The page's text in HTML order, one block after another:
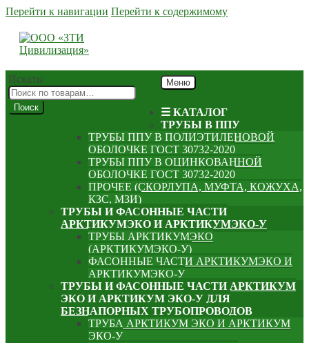
Перейти к навигации Перейти к содержимому
Искать:
Поиск
Меню
☰ КАТАЛОГ
ТРУБЫ В ППУ
ТРУБЫ ППУ В ПОЛИЭТИЛЕНОВОЙ
ОБОЛОЧКЕ ГОСТ 30732-2020
ТРУБЫ ППУ В ОЦИНКОВАННОЙ
ОБОЛОЧКЕ ГОСТ 30732-2020
ПРОЧЕЕ (СКОРЛУПА, МУФТА, КОЖУХА,
КЗС, МЗИ)
ТРУБЫ И ФАСОННЫЕ ЧАСТИ
АРКТИКУМЭКО И АРКТИКУМЭКО-У
ТРУБЫ АРКТИКУМЭКО
(АРКТИКУМЭКО-У)
ФАСОННЫЕ ЧАСТИ АРКТИКУМЭКО И
АРКТИКУМЭКО-У
ТРУБЫ И ФАСОННЫЕ ЧАСТИ АРКТИКУМ
ЭКО И АРКТИКУМ ЭКО-У ДЛЯ
БЕЗНАПОРНЫХ ТРУБОПРОВОДОВ
ТРУБА АРКТИКУМ ЭКО И АРКТИКУМ
ЭКО-У